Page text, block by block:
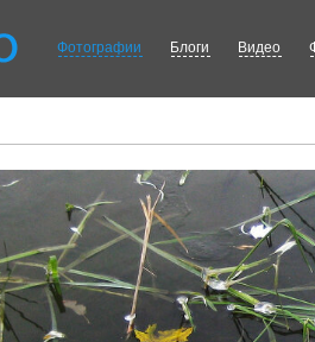
Фотографии Блоги Видео